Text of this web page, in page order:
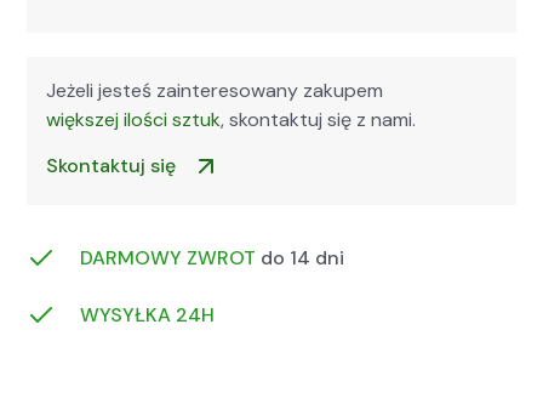
Jeżeli jesteś zainteresowany zakupem
większej ilości sztuk, skontaktuj się z nami.
Skontaktuj się
DARMOWY ZWROT do 14 dni
WYSYŁKA 24H